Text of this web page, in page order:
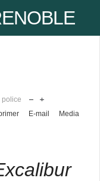
police
E-mail
Media
Se rappeler de moi